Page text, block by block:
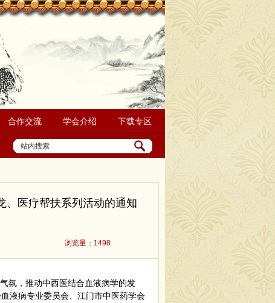
合作交流 学会介绍 下载专区
、医疗帮扶系列活动的通知
浏览量：1498
氛，推动中西医结合血液病学的发
液病专业委员会、江门市中医药学会